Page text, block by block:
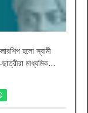
হলো স্বামী
মাধ্যমিক...